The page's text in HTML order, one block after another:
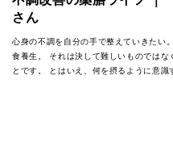
さん
心身の不調を自分の手で整えていきたい
食養生。 それは決して難しいものではな
とです。 とはいえ、何を摂るように意